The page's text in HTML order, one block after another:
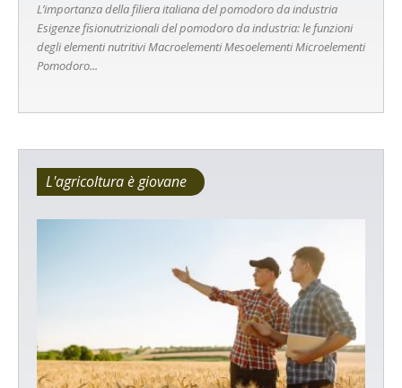
L’importanza della filiera italiana del pomodoro da industria
Esigenze fisionutrizionali del pomodoro da industria: le funzioni
degli elementi nutritivi Macroelementi Mesoelementi Microelementi
Pomodoro...
L'agricoltura è giovane